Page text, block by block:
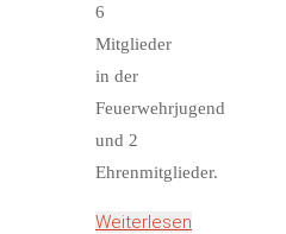
6
Mitglieder
in der
Feuerwehrjugend
und 2
Ehrenmitglieder.
Weiterlesen